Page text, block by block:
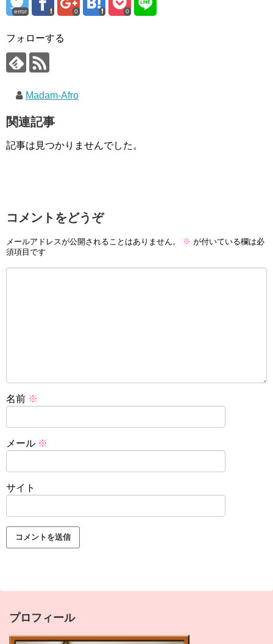
error 0 0
フォローする
Madam-Afro
関連記事
記事は見つかりませんでした。
コメントをどうぞ
メールアドレスが公開されることはありません。 ※ が付いている欄は必
須項目です
名前 ※
メール ※
サイト
プロフィール